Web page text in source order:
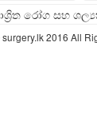
රෝග සහ
2016 All